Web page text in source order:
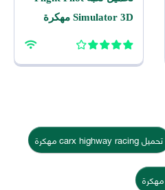
Simulator 3D مهكرة
تحميل carx highway racing مهكرة